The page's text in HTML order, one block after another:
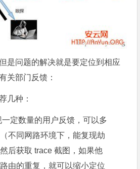
是问题的解决就是要定位到相应
关部门反馈：
几种：
定数量的用户反馈，可以多
不同网路环境下，能复现劫
后获取 trace 截图，如果他
由的重复，就可以缩小定位